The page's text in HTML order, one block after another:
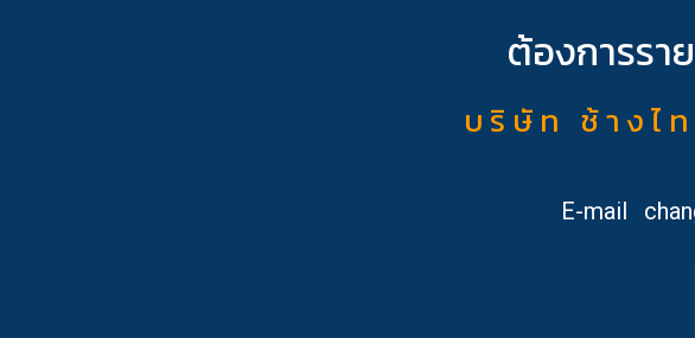
ต้องการรา
บ ริ ษั ท ช้ า ง ไ
E-mail